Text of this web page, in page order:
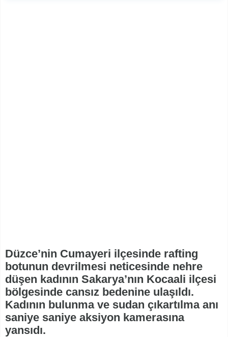
Düzce’nin Cumayeri ilçesinde rafting
botunun devrilmesi neticesinde nehre
düşen kadının Sakarya’nın Kocaali ilçesi
bölgesinde cansız bedenine ulaşıldı.
Kadının bulunma ve sudan çıkartılma anı
saniye saniye aksiyon kamerasına
yansıdı.